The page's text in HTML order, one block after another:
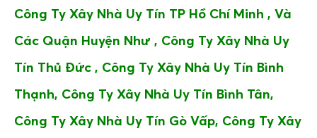
Công Ty Xây Nhà Uy Tín TP Hồ Chí Minh , Và
Các Quận Huyện Như , Công Ty Xây Nhà Uy
Tín Thủ Đức , Công Ty Xây Nhà Uy Tín Bình
Thạnh, Công Ty Xây Nhà Uy Tín Bình Tân,
Công Ty Xây Nhà Uy Tín Gò Vấp, Công Ty Xây